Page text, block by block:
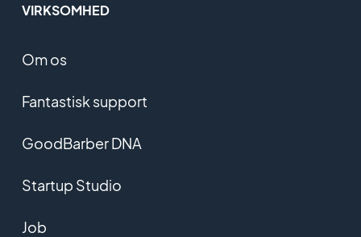
VIRKSOMHED
Om os
Fantastisk support
GoodBarber DNA
Startup Studio
Job